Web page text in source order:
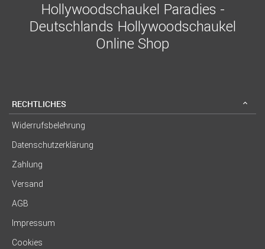
Hollywoodschaukel Paradies -
Deutschlands Hollywoodschaukel
Online Shop
RECHTLICHES
Widerrufsbelehrung
Datenschutzerklärung
Zahlung
Versand
AGB
Impressum
Cookies